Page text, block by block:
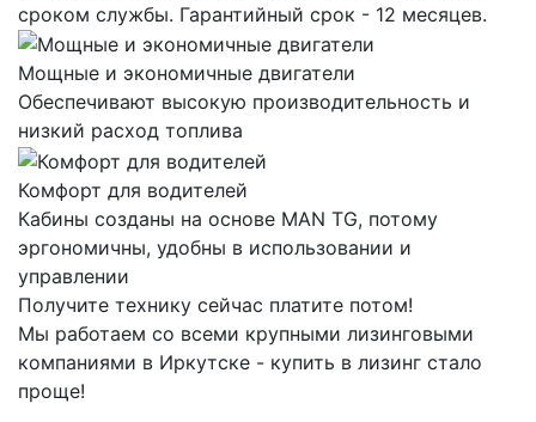
сроком службы. Гарантийный срок - 12 месяцев.
Мощные и экономичные двигатели
Обеспечивают высокую производительность и
низкий расход топлива
Комфорт для водителей
Кабины созданы на основе MAN TG, потому
эргономичны, удобны в использовании и
управлении
Получите технику сейчас платите потом!
Мы работаем со всеми крупными лизинговыми
компаниями в Иркутске - купить в лизинг стало
проще!